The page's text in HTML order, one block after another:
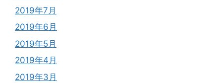
2019年7月
2019年6月
2019年5月
2019年4月
2019年3月